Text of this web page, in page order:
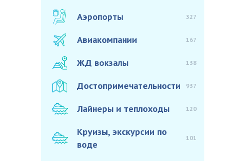
Аэропорты 327
Авиакомпании 167
ЖД вокзалы 138
Достопримечательности 937
Лайнеры и теплоходы 120
Круизы, экскурсии по
воде
101